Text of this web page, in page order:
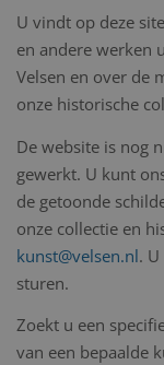
U vindt op deze
en andere werken
Velsen en over de
onze historische
De website is nog
gewerkt. U kunt
de getoonde
onze collectie en
kunst@velsen.nl.
sturen.
Zoekt u een
van een bepaalde